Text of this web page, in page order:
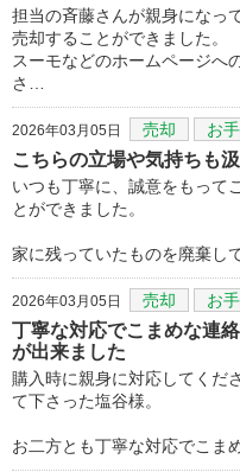
担当の斉藤さんが親身になっ
売却することができました。
スーモなどのホームページへ
さ…
2026年03月05日 売却 お
こちらの立場や気持ちも
いつも丁寧に、誠意をもって
とができました。
家に残っていたものを廃棄し
2026年03月05日 売却 お
丁寧な対応でこまめな連
が出来ました
購入時に親身に対応してくだ
て下さった塩谷様。
お二方とも丁寧な対応でこま